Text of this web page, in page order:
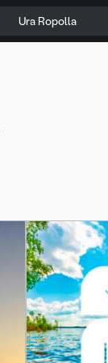
Ura Ropolla